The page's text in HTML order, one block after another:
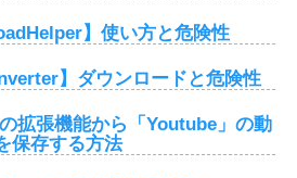
】使い方と危険性
】ダウンロードと危険性
拡張機能から「Youtube」の動
保存する方法